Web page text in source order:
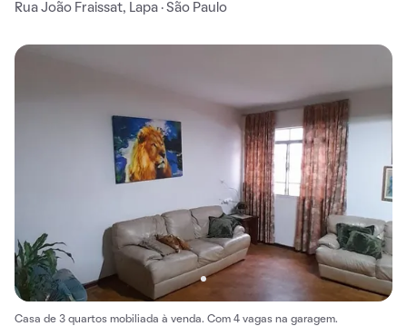
Rua João Fraissat, Lapa · São Paulo
Casa de 3 quartos mobiliada à venda. Com 4 vagas na garagem.